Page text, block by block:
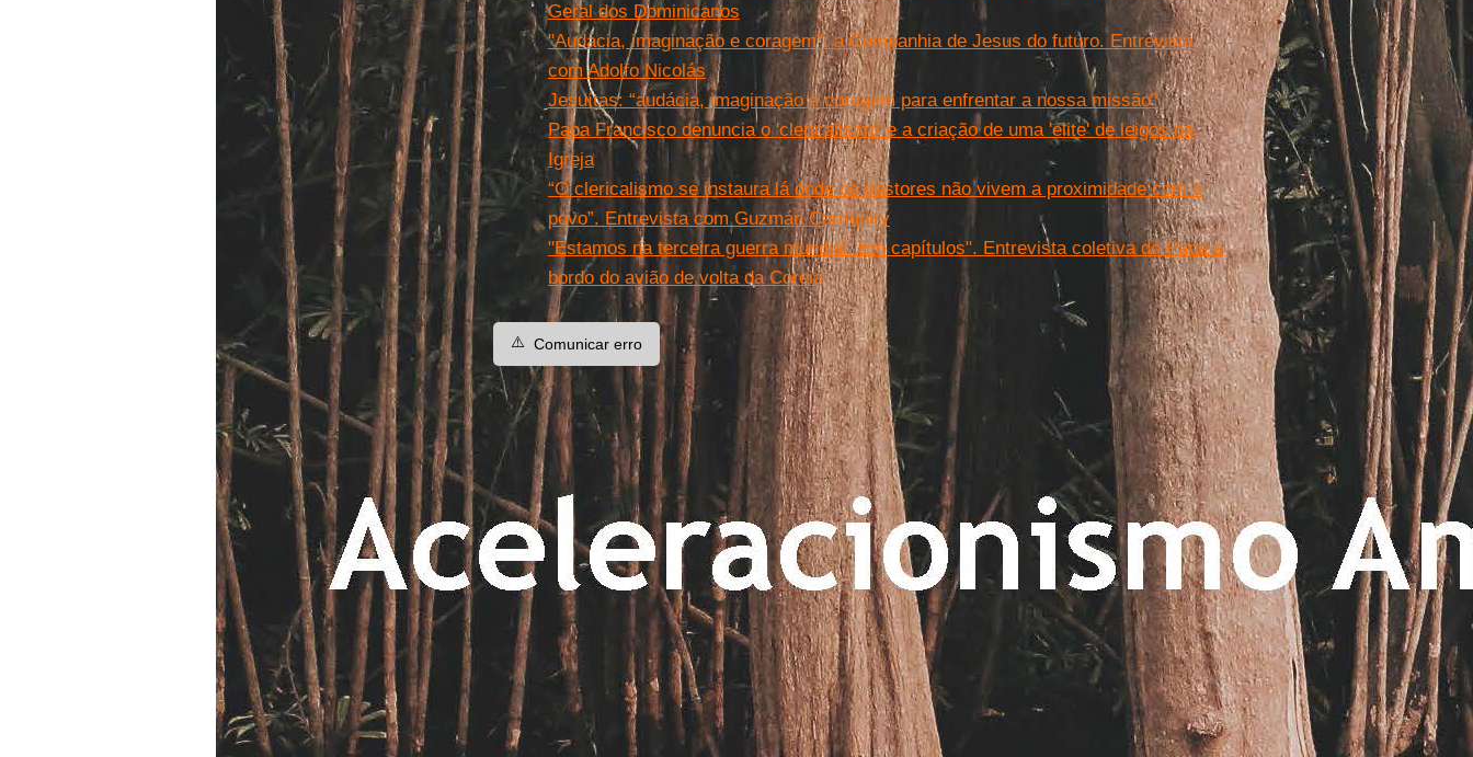
Geral dos Dominicanos
"Audácia, imaginação e coragem": a Companhia de Jesus do futuro. Entrevista
com Adolfo Nicolás
Jesuítas: “audácia, imaginação e coragem para enfrentar a nossa missão”
Papa Francisco denuncia o 'clericalismo' e a criação de uma 'elite' de leigos na
Igreja
“O clericalismo se instaura lá onde os pastores não vivem a proximidade com o
povo”. Entrevista com Guzmán Carriquiry
"Estamos na terceira guerra mundial. Em capítulos". Entrevista coletiva do Papa a
bordo do avião de volta da Coreia
⚠️ Comunicar erro